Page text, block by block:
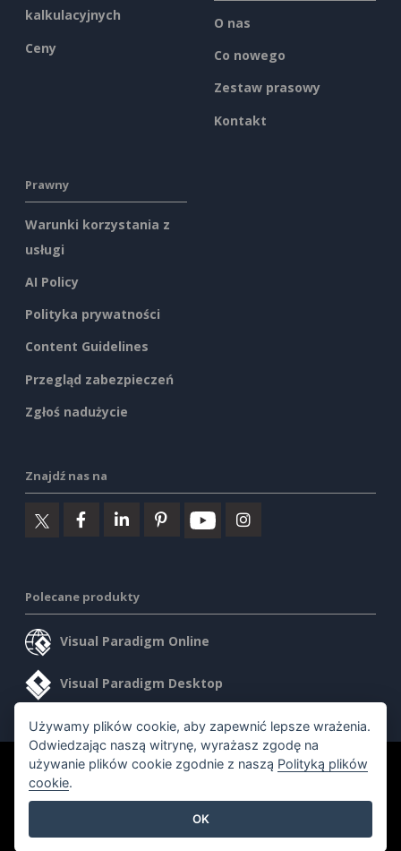
kalkulacyjnych
Ceny
O nas
Co nowego
Zestaw prasowy
Kontakt
Prawny
Warunki korzystania z
usługi
AI Policy
Polityka prywatności
Content Guidelines
Przegląd zabezpieczeń
Zgłoś nadużycie
Znajdź nas na
Polecane produkty
Visual Paradigm Online
Visual Paradigm Desktop
©2026 by Visual Paradigm. Wszelkie prawa zastrzeżone.
Używamy plików cookie, aby zapewnić lepsze wrażenia.
Odwiedzając naszą witrynę, wyrażasz zgodę na
używanie plików cookie zgodnie z naszą Polityką plików
cookie.
OK